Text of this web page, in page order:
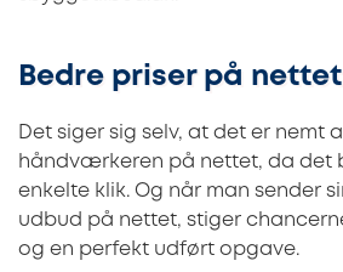
Bedre priser på nettet
Det siger sig selv, at det er nemt
håndværkeren på nettet, da det
enkelte klik. Og når man sender
udbud på nettet, stiger
og en perfekt udført opgave.